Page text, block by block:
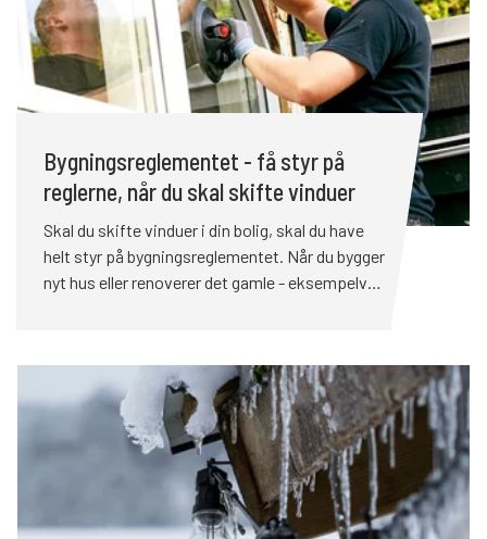
Bygningsreglementet - få styr på
reglerne, når du skal skifte vinduer
Skal du skifte vinduer i din bolig, skal du have
helt styr på bygningsreglementet. Når du bygger
nyt hus eller renoverer det gamle - eksempelvis
skal sikre dig bliver overholdt. Det er nemlig dig,
der som husejer har ansvaret.